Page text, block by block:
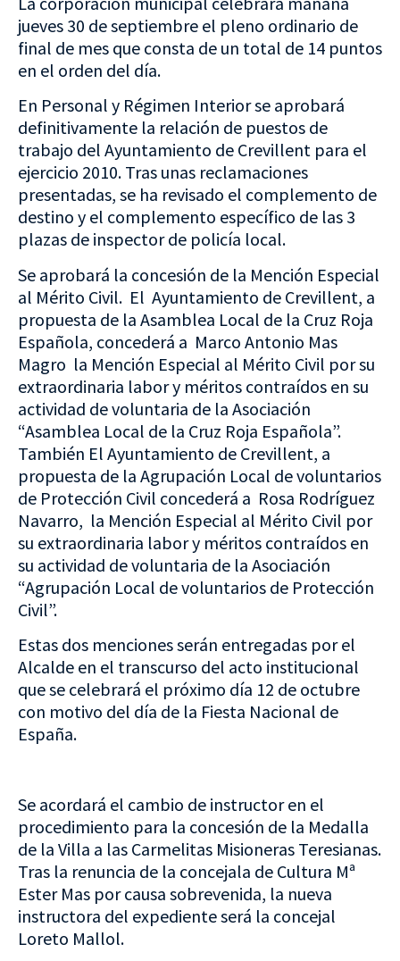
jueves 30 de septiembre el pleno ordinario de
final de mes que consta de un total de 14 puntos
en el orden del día.
En Personal y Régimen Interior se aprobará
definitivamente la relación de puestos de
trabajo del Ayuntamiento de Crevillent para el
ejercicio 2010. Tras unas reclamaciones
presentadas, se ha revisado el complemento de
destino y el complemento específico de las 3
plazas de inspector de policía local.
Se aprobará la concesión de la Mención Especial
al Mérito Civil. El Ayuntamiento de Crevillent, a
propuesta de la Asamblea Local de la Cruz Roja
Española, concederá a Marco Antonio Mas
Magro la Mención Especial al Mérito Civil por su
extraordinaria labor y méritos contraídos en su
actividad de voluntaria de la Asociación
“Asamblea Local de la Cruz Roja Española”.
También El Ayuntamiento de Crevillent, a
propuesta de la Agrupación Local de voluntarios
de Protección Civil concederá a Rosa Rodríguez
Navarro, la Mención Especial al Mérito Civil por
su extraordinaria labor y méritos contraídos en
su actividad de voluntaria de la Asociación
“Agrupación Local de voluntarios de Protección
Civil”.
Estas dos menciones serán entregadas por el
Alcalde en el transcurso del acto institucional
que se celebrará el próximo día 12 de octubre
con motivo del día de la Fiesta Nacional de
España.
Se acordará el cambio de instructor en el
procedimiento para la concesión de la Medalla
de la Villa a las Carmelitas Misioneras Teresianas.
Tras la renuncia de la concejala de Cultura Mª
Ester Mas por causa sobrevenida, la nueva
instructora del expediente será la concejal
Loreto Mallol.